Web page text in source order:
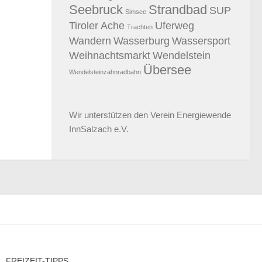
Seebruck Simsee Strandbad SUP
Tiroler Ache Trachten Uferweg
Wandern Wasserburg Wassersport
Weihnachtsmarkt Wendelstein
Wendelsteinzahnradbahn Übersee
Wir unterstützen den Verein Energiewende
InnSalzach e.V.